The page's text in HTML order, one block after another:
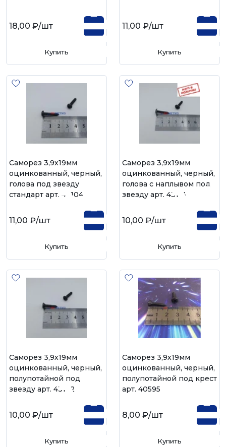
18,00 ₽/шт
Купить
11,00 ₽/шт
Купить
Саморез 3,9х19мм
оцинкованный, черный,
голова под звезду
стандарт арт. 43104
11,00 ₽/шт
Купить
Саморез 3,9х19мм
оцинкованный, черный,
голова с наплывом под
звезду арт. 43113
10,00 ₽/шт
Купить
Саморез 3,9х19мм
оцинкованный, черный,
полупотайной под
звезду арт. 43122
10,00 ₽/шт
Купить
Саморез 3,9х19мм
оцинкованный, черный,
полупотайной под крест
арт. 40595
8,00 ₽/шт
Купить